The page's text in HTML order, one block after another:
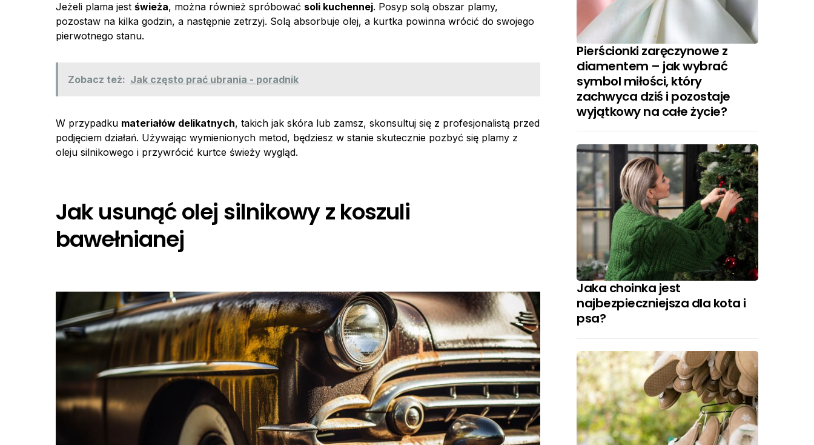
Jeżeli plama jest świeża, można również spróbować soli kuchennej. Posyp solą obszar plamy,
pozostaw na kilka godzin, a następnie zetrzyj. Solą absorbuje olej, a kurtka powinna wrócić do swojego
pierwotnego stanu.
Zobacz też: Jak często prać ubrania - poradnik
W przypadku materiałów delikatnych, takich jak skóra lub zamsz, skonsultuj się z profesjonalistą przed
podjęciem działań. Używając wymienionych metod, będziesz w stanie skutecznie pozbyć się plamy z
oleju silnikowego i przywrócić kurtce świeży wygląd.
Jak usunąć olej silnikowy z koszuli
bawełnianej
Pierścionki zaręczynowe z
diamentem – jak wybrać
symbol miłości, który
zachwyca dziś i pozostaje
wyjątkowy na całe życie?
Jaka choinka jest
najbezpieczniejsza dla kota i
psa?